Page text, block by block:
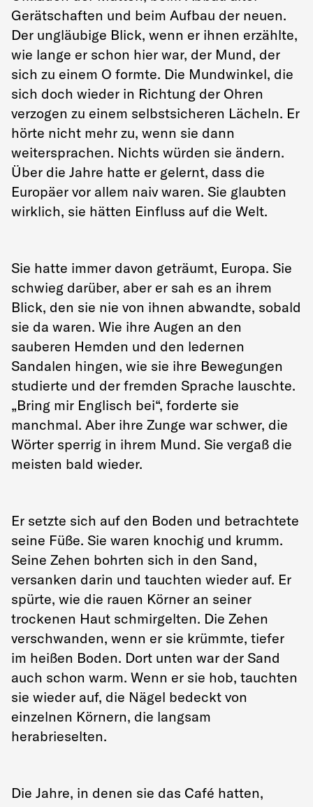
Gerätschaften und beim Aufbau der neuen.
Der ungläubige Blick, wenn er ihnen erzählte,
wie lange er schon hier war, der Mund, der
sich zu einem O formte. Die Mundwinkel, die
sich doch wieder in Richtung der Ohren
verzogen zu einem selbstsicheren Lächeln. Er
hörte nicht mehr zu, wenn sie dann
weitersprachen. Nichts würden sie ändern.
Über die Jahre hatte er gelernt, dass die
Europäer vor allem naiv waren. Sie glaubten
wirklich, sie hätten Einfluss auf die Welt.
Sie hatte immer davon geträumt, Europa. Sie
schwieg darüber, aber er sah es an ihrem
Blick, den sie nie von ihnen abwandte, sobald
sie da waren. Wie ihre Augen an den
sauberen Hemden und den ledernen
Sandalen hingen, wie sie ihre Bewegungen
studierte und der fremden Sprache lauschte.
„Bring mir Englisch bei“, forderte sie
manchmal. Aber ihre Zunge war schwer, die
Wörter sperrig in ihrem Mund. Sie vergaß die
meisten bald wieder.
Er setzte sich auf den Boden und betrachtete
seine Füße. Sie waren knochig und krumm.
Seine Zehen bohrten sich in den Sand,
versanken darin und tauchten wieder auf. Er
spürte, wie die rauen Körner an seiner
trockenen Haut schmirgelten. Die Zehen
verschwanden, wenn er sie krümmte, tiefer
im heißen Boden. Dort unten war der Sand
auch schon warm. Wenn er sie hob, tauchten
sie wieder auf, die Nägel bedeckt von
einzelnen Körnern, die langsam
herabrieselten.
Die Jahre, in denen sie das Café hatten,